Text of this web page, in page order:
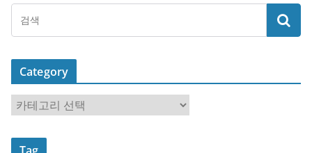
Category
a
t
Tag